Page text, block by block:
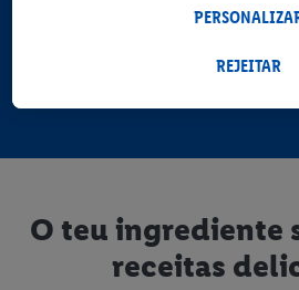
O teu ingrediente
receitas
dados relativos ao seu comportamento
Ao clicar em "Personalizar", pode
mais informações, incluindo sobre o
dados e o direito de retirar o seu
altura, com efeitos para o futuro,
REJEITAR